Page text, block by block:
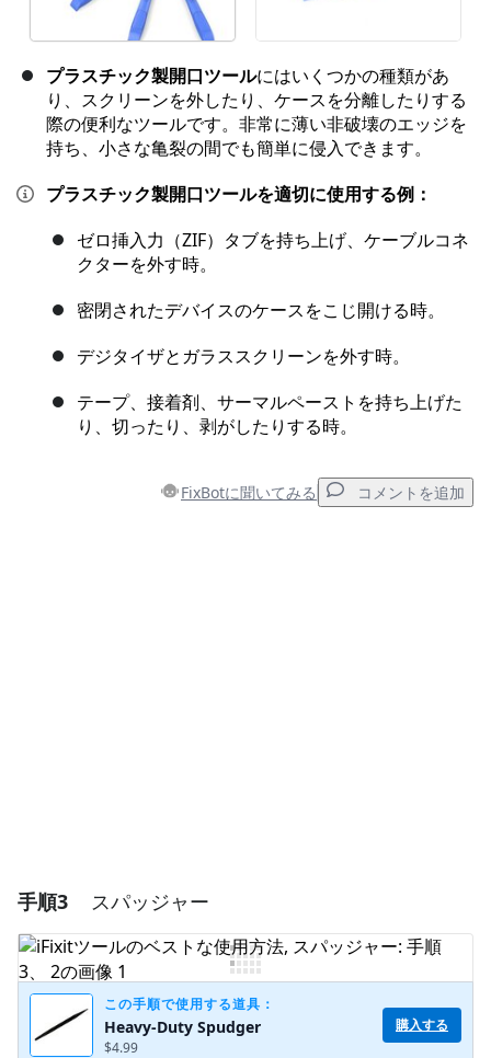
プラスチック製開口ツールにはいくつかの種類があ
り、スクリーンを外したり、ケースを分離したりする
際の便利なツールです。非常に薄い非破壊のエッジを
持ち、小さな亀裂の間でも簡単に侵入できます。
プラスチック製開口ツールを適切に使用する例：
ゼロ挿入力（ZIF）タブを持ち上げ、ケーブルコネ
クターを外す時。
密閉されたデバイスのケースをこじ開ける時。
デジタイザとガラススクリーンを外す時。
テープ、接着剤、サーマルペーストを持ち上げた
り、切ったり、剥がしたりする時。
FixBotに聞いてみる コメントを追加
手順3 スパッジャー
この手順で使用する道具：
Heavy-Duty Spudger
$4.99
購入する